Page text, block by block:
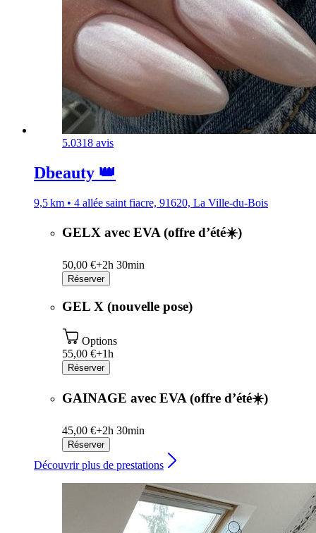
5.0318 avis
Dbeauty 👑
9,5 km • 4 allée saint fiacre, 91620, La Ville-du-Bois
GELX avec EVA (offre d’été☀️)
50,00 €+2h 30min
Réserver
GEL X (nouvelle pose)
Options
55,00 €+1h
Réserver
GAINAGE avec EVA (offre d’été☀️)
45,00 €+2h 30min
Réserver
Découvrir plus de prestations